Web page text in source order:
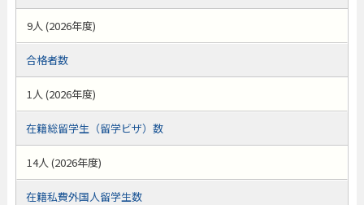
9人 (2026年度)
合格者数
1人 (2026年度)
在籍総留学生（留学ビザ）数
14人 (2026年度)
在籍私費外国人留学生数